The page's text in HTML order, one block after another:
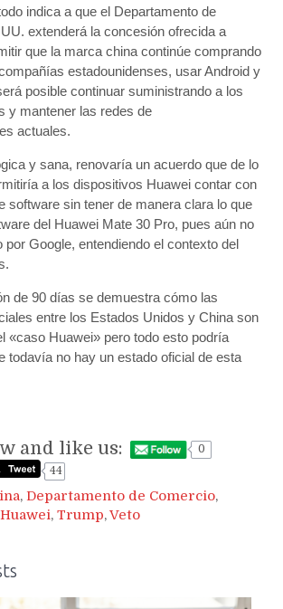
indica a que el Departamento de
extenderá la concesión ofrecida a
que la marca china continúe comprando
estadounidenses, usar Android y
posible continuar suministrando a los
y mantener las redes de
actuales.
y sana, renovaría un acuerdo que de lo
a los dispositivos Huawei contar con
software sin tener de manera clara lo que
del Huawei Mate 30 Pro, pues aún no
por Google, entendiendo el contexto del
de 90 días se demuestra cómo las
entre los Estados Unidos y China son
«caso Huawei» pero todo esto podría
todavía no hay un estado oficial de esta
and like us:
0
44
, Departamento de Comercio,
Huawei, Trump,Veto